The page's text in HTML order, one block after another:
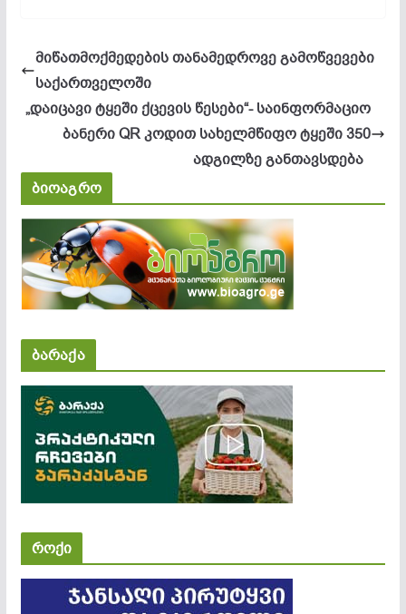
მიწათმოქმედების თანამედროვე გამოწვევები
საქართველოში
„დაიცავი ტყეში ქცევის წესები“- საინფორმაციო
ბანერი QR კოდით სახელმწიფო ტყეში 350
ადგილზე განთავსდება
ბიოაგრო
ბარაქა
როქი